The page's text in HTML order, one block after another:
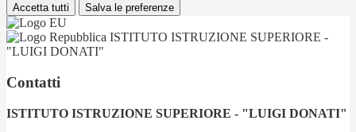
Accetta tutti Salva le preferenze
ISTITUTO ISTRUZIONE SUPERIORE -
"LUIGI DONATI"
Contatti
ISTITUTO ISTRUZIONE SUPERIORE - "LUIGI DONATI"